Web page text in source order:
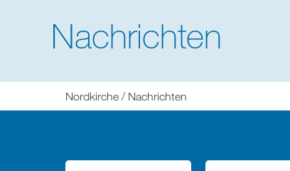
Nachrichten
befinden
Nordkirche Nachrichten